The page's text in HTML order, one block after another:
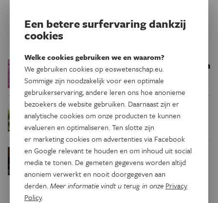
Ruimte Een bakkerij op 400 miljoen
kilometer van de aarde
Podcast Natuur & Milieu Waar zijn
insecten in de winter?
Psyche & Brein Waarom we tinnitus
in de hersenen moeten zoeken
Een betere surfervaring dankzij
cookies
Welke cookies gebruiken we en waarom?
We gebruiken cookies op eoswetenschap.eu.
Sommige zijn noodzakelijk voor een optimale
gebruikerservaring, andere leren ons hoe anonieme
bezoekers de website gebruiken. Daarnaast zijn er
analytische cookies om onze producten te kunnen
evalueren en optimaliseren. Ten slotte zijn
er marketing cookies om advertenties via Facebook
en Google relevant te houden en om inhoud uit social
media te tonen. De gemeten gegevens worden altijd
anoniem verwerkt en nooit doorgegeven aan
derden.Meer informatie vindt u terug in onze Privacy
Policy.